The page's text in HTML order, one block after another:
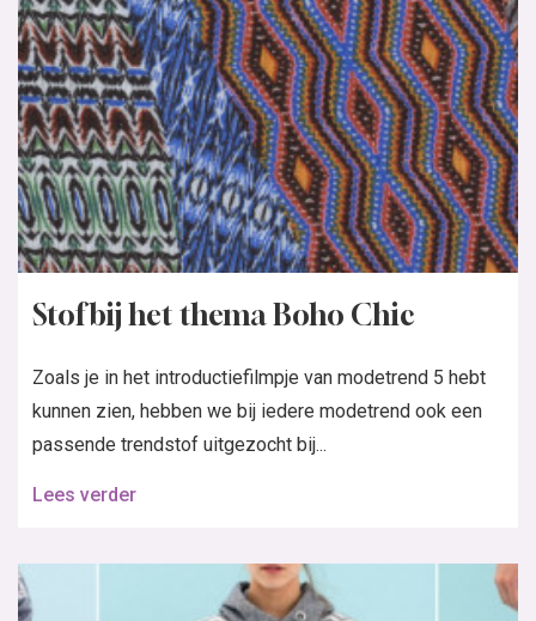
Stof bij het thema Boho Chic
Zoals je in het introductiefilmpje van modetrend 5 hebt
kunnen zien, hebben we bij iedere modetrend ook een
passende trendstof uitgezocht bij...
Lees verder